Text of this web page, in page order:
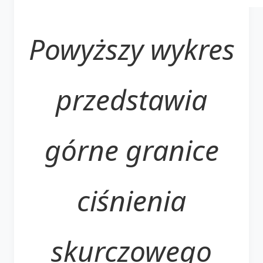
Powyższy wykres
przedstawia
górne granice
ciśnienia
skurczowego